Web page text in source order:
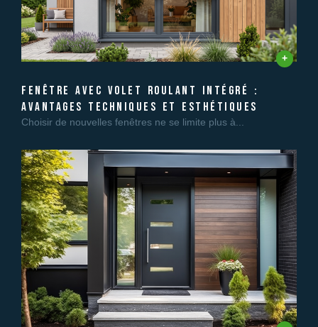
fenêtre avec volet roulant intégré :
avantages techniques et esthétiques
Choisir de nouvelles fenêtres ne se limite plus à...